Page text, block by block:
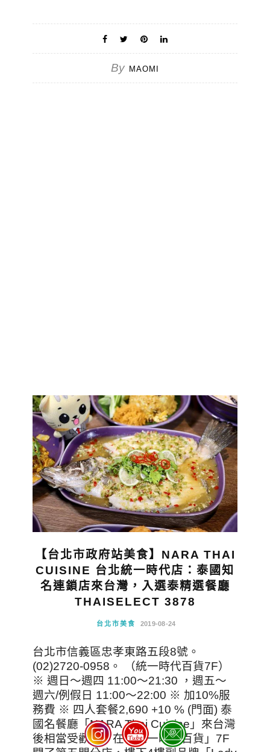
By MAOMI
【台北市政府站美食】NARA THAI
CUISINE 台北統一時代店：泰國知
名連鎖店來台灣，入選泰精選餐廳
THAISELECT 3878
台北市美食 2019-08-24
台北市信義區忠孝東路五段8號。
(02)2720-0958。 （統一時代百貨7F）
※ 週日～週四 11:00～21:30 ，週五～
週六/例假日 11:00～22:00 ※ 加10%服
務費 ※ 四人套餐2,690 +10 % (門面) 泰
國名餐廳「NARA Thai Cuisine」來台灣
後相當受歡迎，在「統一時代百貨」7F